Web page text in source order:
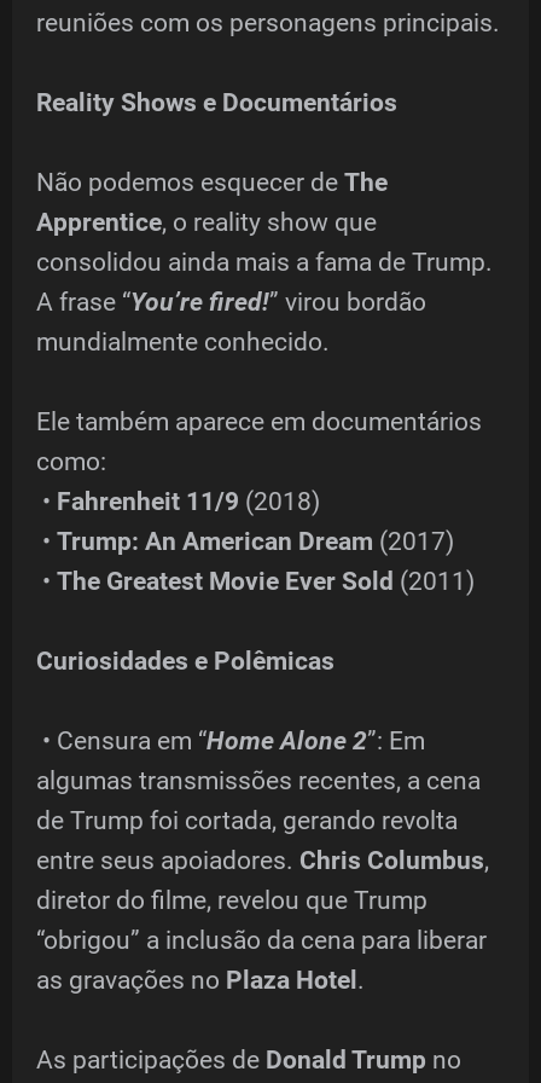
reuniões com os personagens principais.
Reality Shows e Documentários
Não podemos esquecer de The
Apprentice, o reality show que
consolidou ainda mais a fama de Trump.
A frase “You’re fired!” virou bordão
mundialmente conhecido.
Ele também aparece em documentários
como:
• Fahrenheit 11/9 (2018)
• Trump: An American Dream (2017)
• The Greatest Movie Ever Sold (2011)
Curiosidades e Polêmicas
• Censura em “Home Alone 2”: Em
algumas transmissões recentes, a cena
de Trump foi cortada, gerando revolta
entre seus apoiadores. Chris Columbus,
diretor do filme, revelou que Trump
“obrigou” a inclusão da cena para liberar
as gravações no Plaza Hotel .
As participações de Donald Trump no